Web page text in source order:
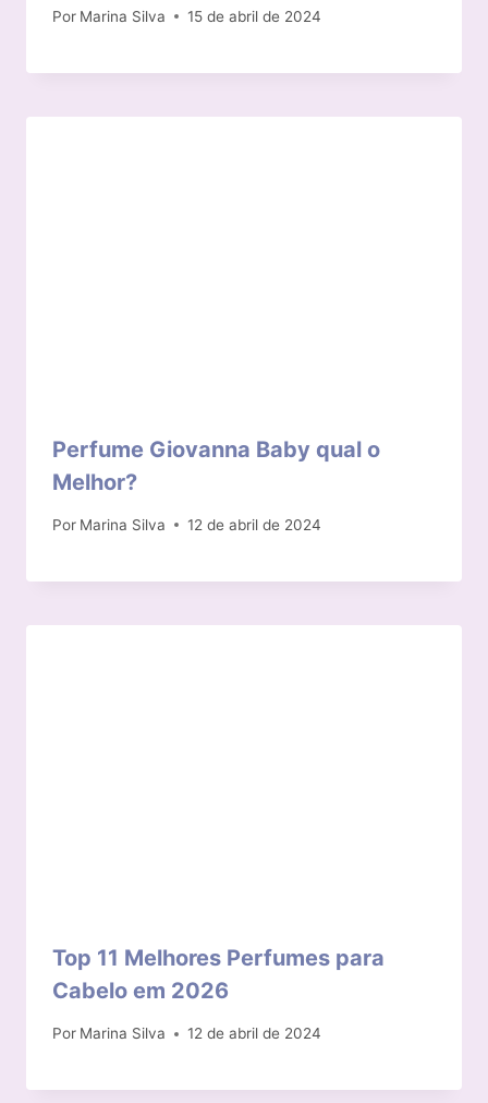
Por Marina Silva 15 de abril de 2024
Perfume Giovanna Baby qual o
Melhor?
Por Marina Silva 12 de abril de 2024
Top 11 Melhores Perfumes para
Cabelo em 2026
Por Marina Silva 12 de abril de 2024